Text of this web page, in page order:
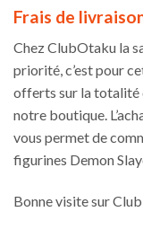
Frais de
Chez ClubOtaku la
priorité, c’est pour
offerts sur la totalité
notre boutique.
vous permet de
figurines Demon
Bonne visite sur